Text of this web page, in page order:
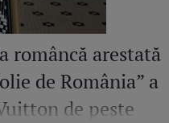
româncă arestată
de România” a
de peste